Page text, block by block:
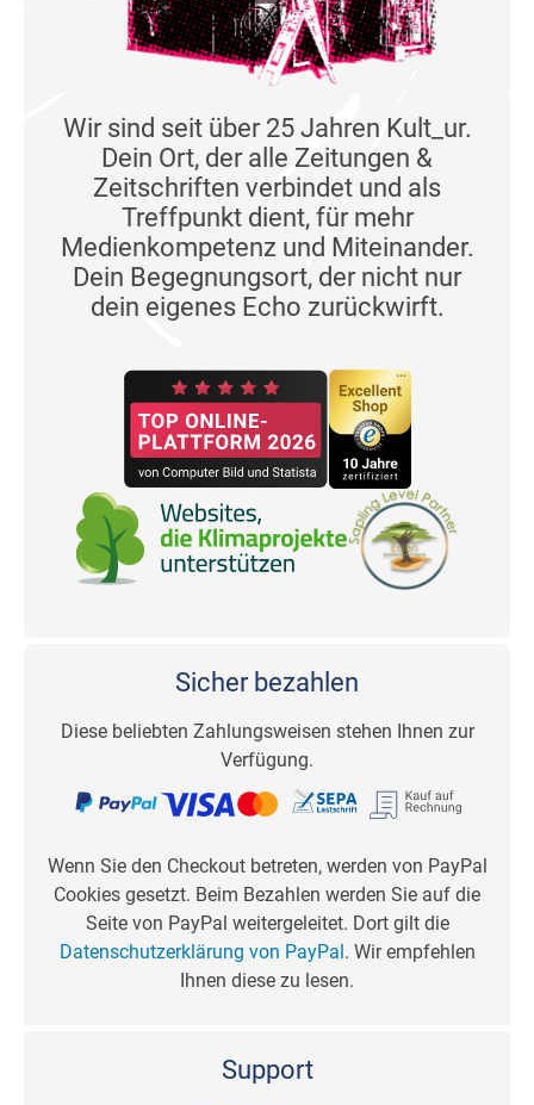
Wir sind seit über 25 Jahren Kult_ur.
Dein Ort, der alle Zeitungen &
Zeitschriften verbindet und als
Treffpunkt dient, für mehr
Medienkompetenz und Miteinander.
Dein Begegnungsort, der nicht nur
dein eigenes Echo zurückwirft.
Sicher bezahlen
Diese beliebten Zahlungsweisen stehen Ihnen zur
Verfügung.
Wenn Sie den Checkout betreten, werden von PayPal
Cookies gesetzt. Beim Bezahlen werden Sie auf die
Seite von PayPal weitergeleitet. Dort gilt die
Datenschutzerklärung von PayPal. Wir empfehlen
Ihnen diese zu lesen.
Support